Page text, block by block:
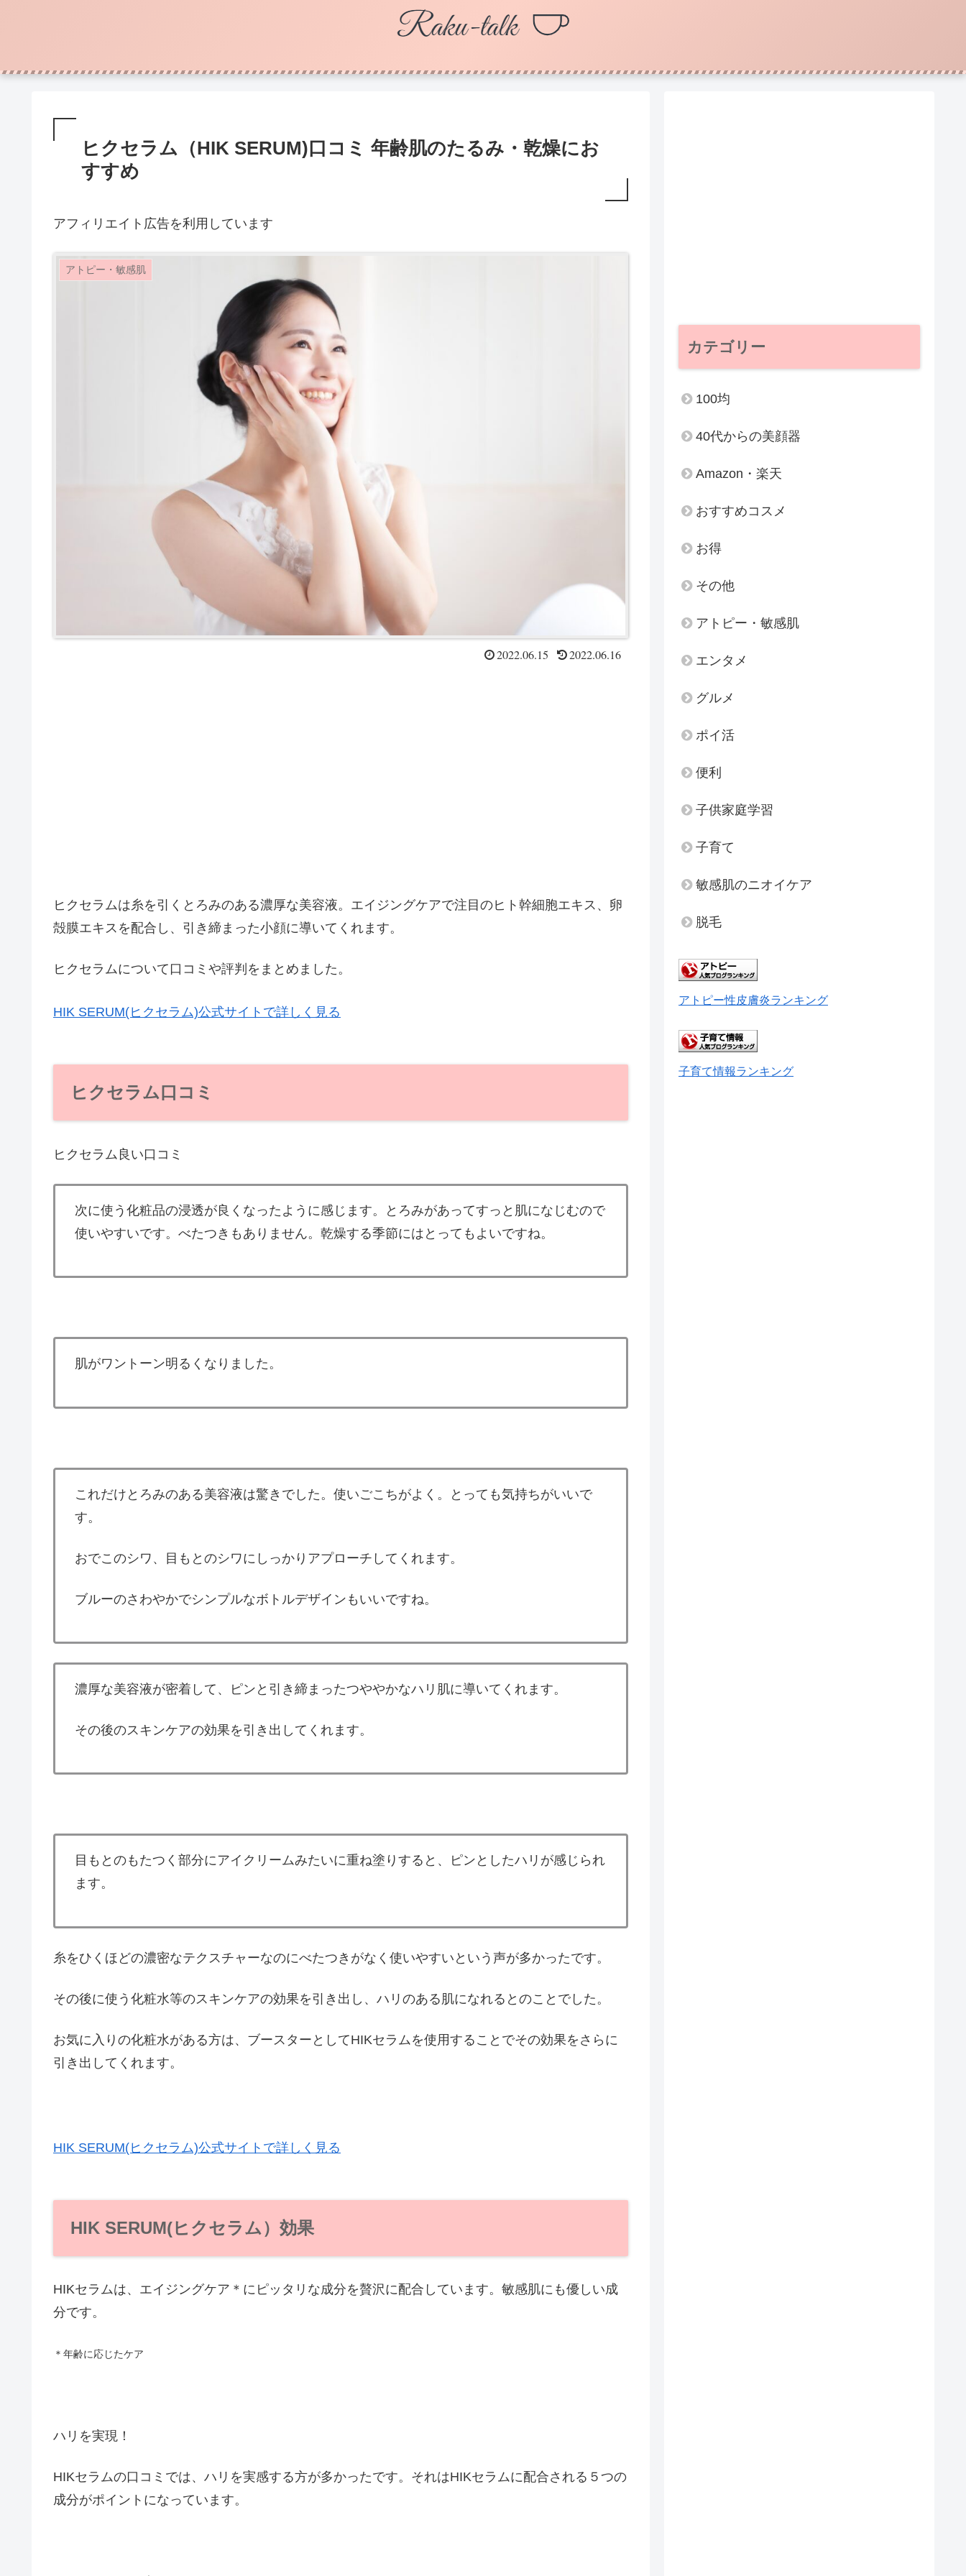
ヒクセラム（HIK SERUM)口コミ 年齢肌のたるみ・乾燥にお
すすめ
アフィリエイト広告を利用しています
アトピー・敏感肌
2022.06.15 2022.06.16
ヒクセラムは糸を引くとろみのある濃厚な美容液。エイジングケアで注目のヒト幹細胞エキス、卵
殻膜エキスを配合し、引き締まった小顔に導いてくれます。
ヒクセラムについて口コミや評判をまとめました。
HIK SERUM(ヒクセラム)公式サイトで詳しく見る
ヒクセラム口コミ
ヒクセラム良い口コミ
次に使う化粧品の浸透が良くなったように感じます。とろみがあってすっと肌になじむので
使いやすいです。べたつきもありません。乾燥する季節にはとってもよいですね。
肌がワントーン明るくなりました。
これだけとろみのある美容液は驚きでした。使いごこちがよく。とっても気持ちがいいで
す。
おでこのシワ、目もとのシワにしっかりアプローチしてくれます。
ブルーのさわやかでシンプルなボトルデザインもいいですね。
濃厚な美容液が密着して、ピンと引き締まったつややかなハリ肌に導いてくれます。
その後のスキンケアの効果を引き出してくれます。
目もとのもたつく部分にアイクリームみたいに重ね塗りすると、ピンとしたハリが感じられ
ます。
糸をひくほどの濃密なテクスチャーなのにべたつきがなく使いやすいという声が多かったです。
その後に使う化粧水等のスキンケアの効果を引き出し、ハリのある肌になれるとのことでした。
お気に入りの化粧水がある方は、ブースターとしてHIKセラムを使用することでその効果をさらに
引き出してくれます。
HIK SERUM(ヒクセラム)公式サイトで詳しく見る
HIK SERUM(ヒクセラム）効果
HIKセラムは、エイジングケア＊にピッタリな成分を贅沢に配合しています。敏感肌にも優しい成
分です。
＊年齢に応じたケア
ハリを実現！
HIKセラムの口コミでは、ハリを実感する方が多かったです。それはHIKセラムに配合される５つの
成分がポイントになっています。
カテゴリー
100均
40代からの美顔器
Amazon・楽天
おすすめコスメ
お得
その他
アトピー・敏感肌
エンタメ
グルメ
ポイ活
便利
子供家庭学習
子育て
敏感肌のニオイケア
脱毛
アトピー性皮膚炎ランキング
子育て情報ランキング